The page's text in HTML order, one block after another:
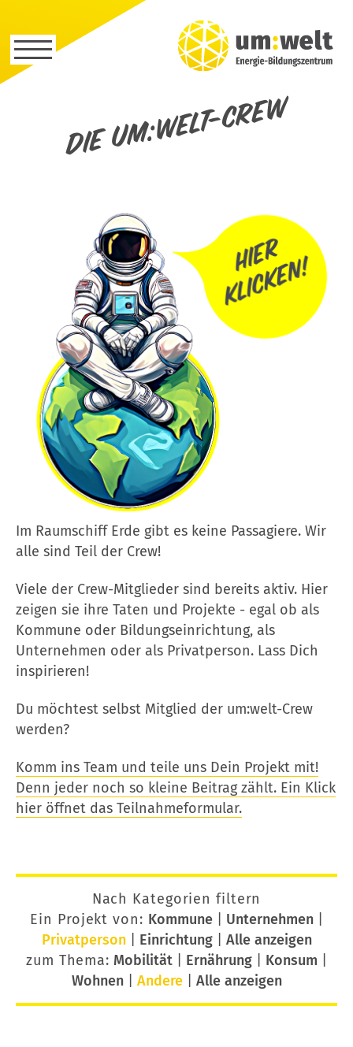
Die um:welt-Crew
Im Raumschiff Erde gibt es keine Passagiere. Wir
alle sind Teil der Crew!
Viele der Crew-Mitglieder sind bereits aktiv. Hier
zeigen sie ihre Taten und Projekte - egal ob als
Kommune oder Bildungseinrichtung, als
Unternehmen oder als Privatperson. Lass Dich
inspirieren!
Du möchtest selbst Mitglied der um:welt-Crew
werden?
Komm ins Team und teile uns Dein Projekt mit!
Denn jeder noch so kleine Beitrag zählt. Ein Klick
hier öffnet das Teilnahmeformular.
Nach Kategorien filtern
Ein Projekt von: Kommune| Unternehmen|
Privatperson| Einrichtung| Alle anzeigen
zum Thema: Mobilität Ernährung Konsum
Wohnen| Andere| Alle anzeigen